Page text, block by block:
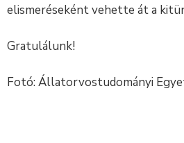
elismeréseként vehette át a
Gratulálunk!
Fotó: Állatorvostudományi